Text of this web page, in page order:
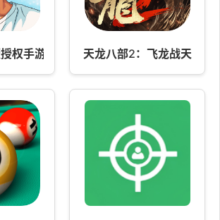
权手游 天龙八部2：飞龙战天